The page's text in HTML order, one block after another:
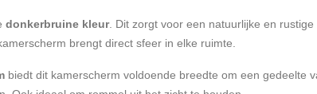
donkerbruine kleur. Dit zorgt voor een natuurlijke en
brengt direct sfeer in elke ruimte.
biedt dit kamerscherm voldoende breedte om een gedeelte